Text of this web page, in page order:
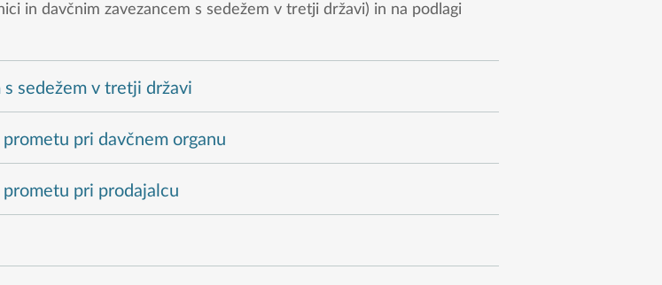
in davčnim zavezancem s sedežem v tretji državi) in na podlagi
sedežem v tretji državi
pri davčnem organu
pri prodajalcu